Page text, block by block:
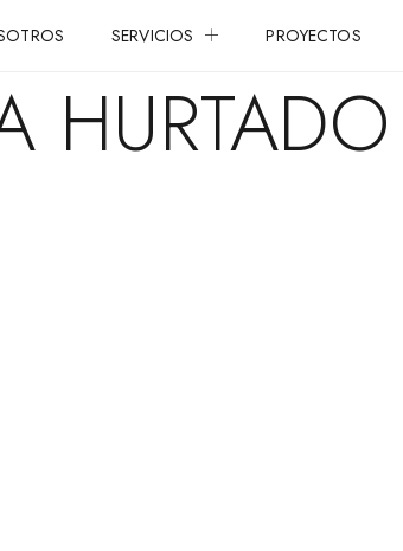
SERVICIOS PROYECTOS